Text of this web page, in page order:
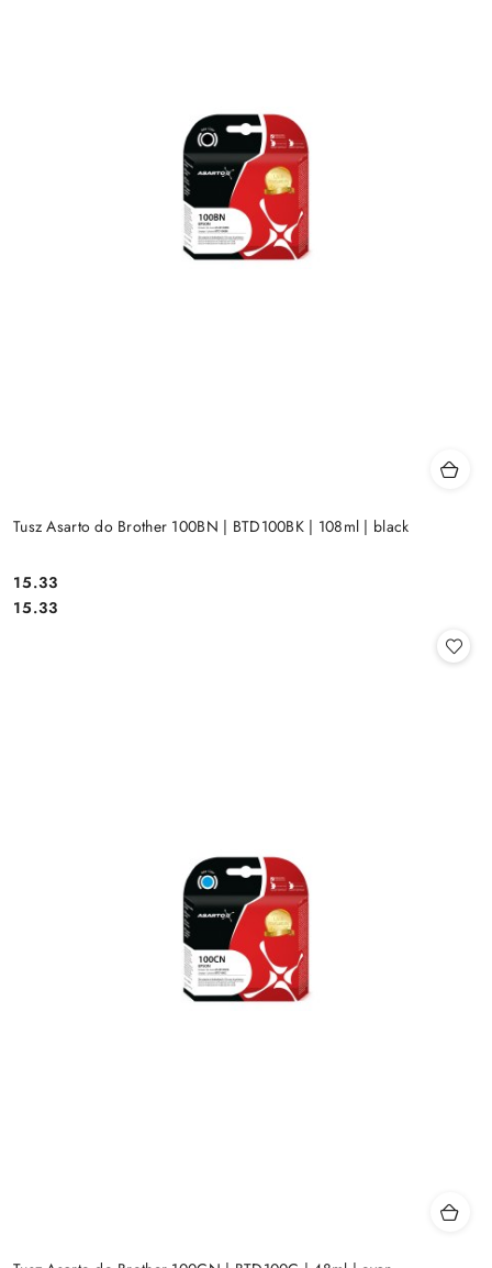
Tusz Asarto do Brother 100BN | BTD100BK | 108ml | black
Cena:
15.33
Cena:
15.33